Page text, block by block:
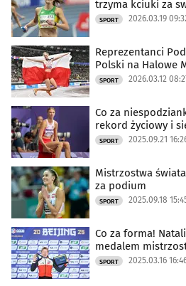
trzyma kciuki za
SPORT 2026.03.19
Reprezentanci
Polski na Halowe
SPORT 2026.03.12
Co za
rekord życiowy i
SPORT 2025.09.21
Mistrzostwa
za podium
SPORT 2025.09.18
Co za forma!
medalem
SPORT 2025.03.16